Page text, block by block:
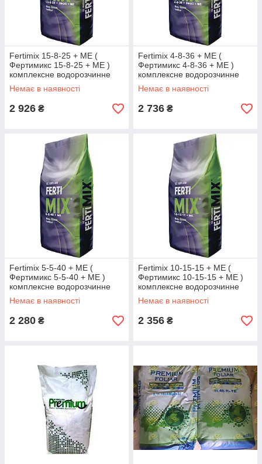
Fertimix 15-8-25 + МЕ (
Фертимикс 15-8-25 + МЕ )
комплексне водорозчинне
добриво 25 кг
Немає в наявності
2 926 ₴
Fertimix 4-8-36 + МЕ (
Фертимикс 4-8-36 + МЕ )
комплексне водорозчинне
добриво 25 кг
Немає в наявності
2 736 ₴
Fertimix 5-5-40 + МЕ (
Фертимикс 5-5-40 + МЕ )
комплексне водорозчинне
добриво 25 кг
Немає в наявності
2 280 ₴
Fertimix 10-15-15 + МЕ (
Фертимикс 10-15-15 + МЕ )
комплексне водорозчинне
добриво 25 кг
Немає в наявності
2 356 ₴